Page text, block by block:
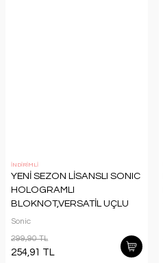
İNDİRİMLİ
YENİ SEZON LİSANSLI SONIC
HOLOGRAMLI
BLOKNOT,VERSATİL UÇLU
KALEM 0.7 MM VE ÖZEL
Sonic
299,90 TL
254,91 TL